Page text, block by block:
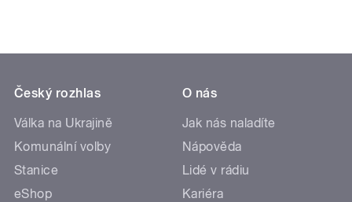
Český rozhlas
Válka na Ukrajině
Komunální volby
Stanice
eShop
O nás
Jak nás naladíte
Nápověda
Lidé v rádiu
Kariéra